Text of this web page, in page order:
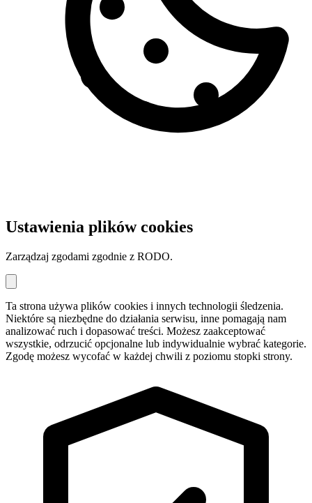
Ustawienia plików cookies
Zarządzaj zgodami zgodnie z RODO.
Ta strona używa plików cookies i innych technologii śledzenia.
Niektóre są niezbędne do działania serwisu, inne pomagają nam
analizować ruch i dopasować treści. Możesz zaakceptować
wszystkie, odrzucić opcjonalne lub indywidualnie wybrać kategorie.
Zgodę możesz wycofać w każdej chwili z poziomu stopki strony.